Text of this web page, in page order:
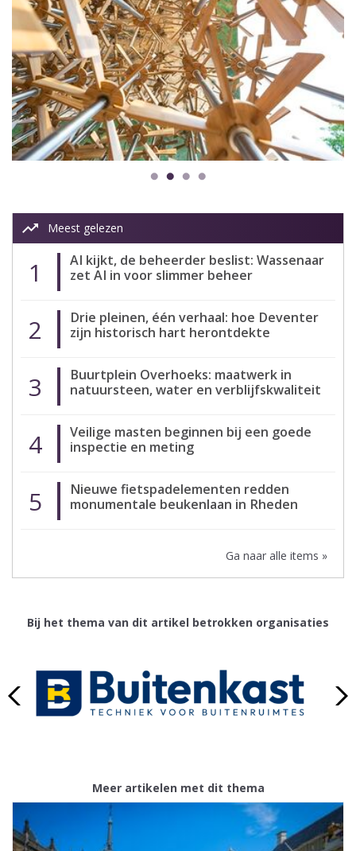
trending_up Meest gelezen
1
AI kijkt, de beheerder beslist: Wassenaar
zet AI in voor slimmer beheer
2
Drie pleinen, één verhaal: hoe Deventer
zijn historisch hart herontdekte
3
Buurtplein Overhoeks: maatwerk in
natuursteen, water en verblijfskwaliteit
4
Veilige masten beginnen bij een goede
inspectie en meting
5
Nieuwe fietspadelementen redden
monumentale beukenlaan in Rheden
Ga naar alle items »
Bij het thema van dit artikel betrokken organisaties
Meer artikelen met dit thema